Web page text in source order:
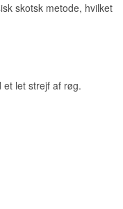
Kirk
Speyside og Islay,
skotsk metode, hvilket
let strejf af røg.